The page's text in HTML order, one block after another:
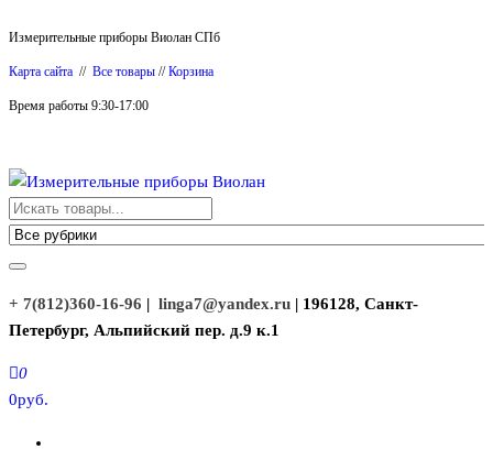
к
содержимому
Измерительные приборы Виолан СПб
Карта сайта // Все товары //Корзина
Время работы 9:30-17:00
Измерительные приборы Виолан
+ 7(812)360-16-96 | linga7@yandex.ru | 196128, Санкт-
Петербург, Альпийский пер. д.9 к.1
0
0руб.